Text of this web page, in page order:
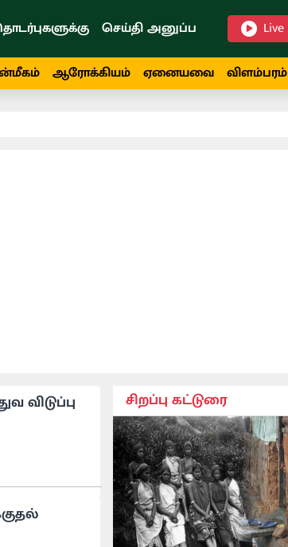
செய்தி அனுப்ப Live
ஆரோக்கியம் ஏனையவை விளம்பரம்
விடுப்பு
சிறப்பு கட்டுரை